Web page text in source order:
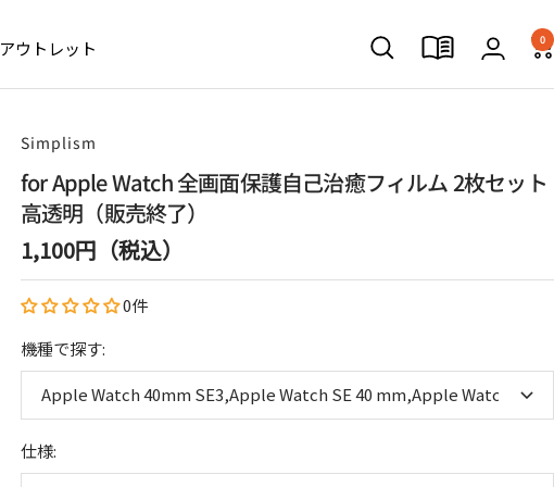
アウトレット 0
Simplism
for Apple Watch 全画面保護自己治癒フィルム 2枚セット
高透明（販売終了）
セ
ー
ル
価
格
1,100円（税込）
0件
機種で探す:
Apple Watch 40mm SE3,Apple Watch SE 40 mm,Apple Watch SE
仕様: